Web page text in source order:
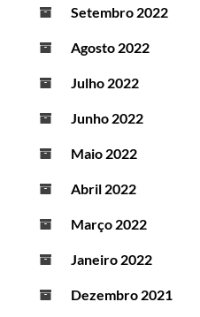
Setembro 2022
Agosto 2022
Julho 2022
Junho 2022
Maio 2022
Abril 2022
Março 2022
Janeiro 2022
Dezembro 2021